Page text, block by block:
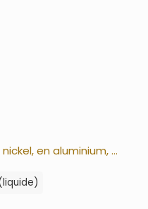
en aluminium, ...